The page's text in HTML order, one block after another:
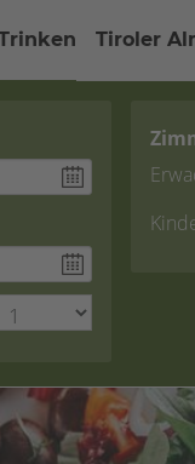
Tiroler